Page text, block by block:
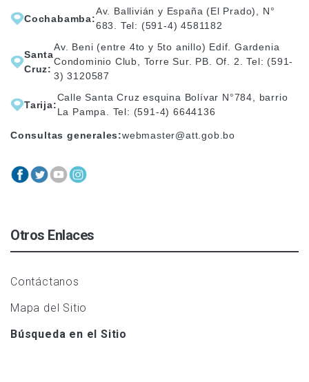
Cochabamba:
Av. Ballivián y España (El Prado), N°
683. Tel: (591-4) 4581182
Santa
Cruz:
Av. Beni (entre 4to y 5to anillo) Edif. Gardenia
Condominio Club, Torre Sur. PB. Of. 2. Tel: (591-
3) 3120587
Tarija:
Calle Santa Cruz esquina Bolívar N°784, barrio
La Pampa. Tel: (591-4) 6644136
Consultas generales:webmaster@att.gob.bo
Otros Enlaces
Contáctanos
Mapa del Sitio
Búsqueda en el Sitio